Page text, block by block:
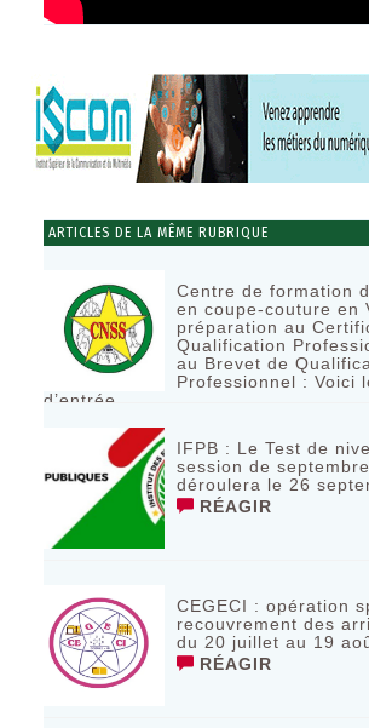
ARTICLES DE LA MÊME RUBRIQUE
Centre de formation
en coupe-couture en
préparation au
Qualification
au Brevet de
Professionnel : Voici
d’entrée
IFPB : Le Test de
session de
déroulera le 26
RÉAGIR
CEGECI : opération
recouvrement des
du 20 juillet au 19
RÉAGIR